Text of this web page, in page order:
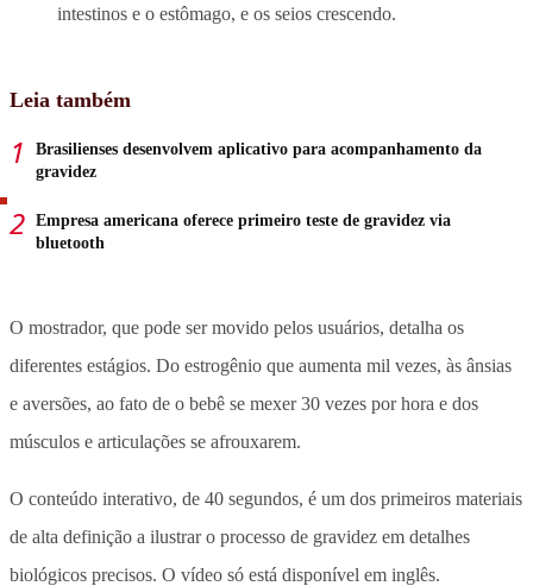
intestinos e o estômago, e os seios crescendo.
Leia também
Brasilienses desenvolvem aplicativo para acompanhamento da
gravidez
Empresa americana oferece primeiro teste de gravidez via
bluetooth
O mostrador, que pode ser movido pelos usuários, detalha os
diferentes estágios. Do estrogênio que aumenta mil vezes, às ânsias
e aversões, ao fato de o bebê se mexer 30 vezes por hora e dos
músculos e articulações se afrouxarem.
O conteúdo interativo, de 40 segundos, é um dos primeiros materiais
de alta definição a ilustrar o processo de gravidez em detalhes
biológicos precisos. O vídeo só está disponível em inglês.